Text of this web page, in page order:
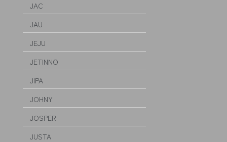
JAC
JAU
JEJU
JETINNO
JIPA
JOHNY
JOSPER
JUSTA